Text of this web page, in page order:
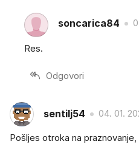
soncarica84
Res.
Odgovori
sentilj54 04. 01.
Pošljes otroka na